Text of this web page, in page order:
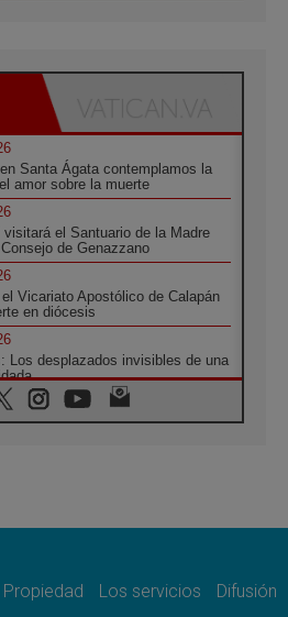
Santa Ágata contemplamos la
amor sobre la muerte
visitará el Santuario de la Madre
de Genazzano
Vicariato Apostólico de Calapán
en diócesis
Los desplazados invisibles de una
Argentina el Papa León señalará
Propiedad Los servicios Difusión